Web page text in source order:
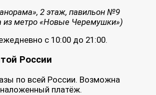
2 этаж, павильон №9
из метро «Новые Черемушки»)
с 10:00 до 21:00.
России
по всей России. Возможна
платёж.